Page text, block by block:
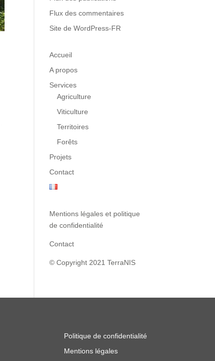
Flux des commentaires
Site de WordPress-FR
Accueil
A propos
Services
Agriculture
Viticulture
Territoires
Forêts
Projets
Contact
Mentions légales et politique
de confidentialité
Contact
© Copyright 2021 TerraNIS
Politique de confidentialité
Mentions légales